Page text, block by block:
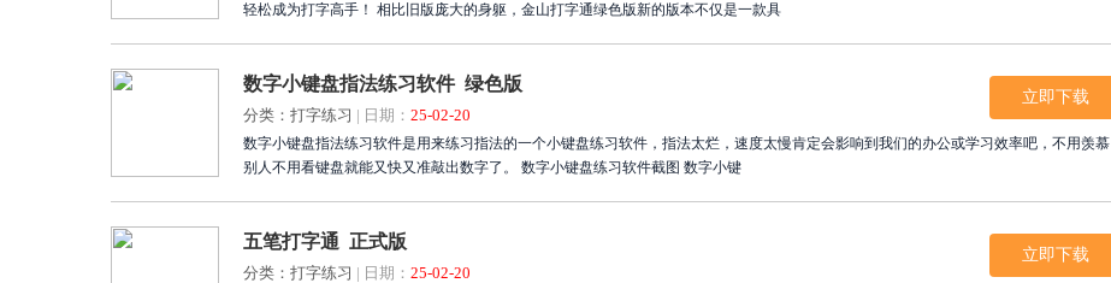
轻松成为打字高手！ 相比旧版庞大的身躯，金山打字通绿色版新的版本不仅是一款具
数字小键盘指法练习软件 绿色版
分类：打字练习 | 日期： 25-02-20
数字小键盘指法练习软件是用来练习指法的一个小键盘练习软件，指法太烂，速度太慢肯定会影响到我们的办公或学习效率吧，不用羡慕
别人不用看键盘就能又快又准敲出数字了。 数字小键盘练习软件截图 数字小键
立即下载
五笔打字通 正式版
分类：打字练习 | 日期： 25-02-20
立即下载